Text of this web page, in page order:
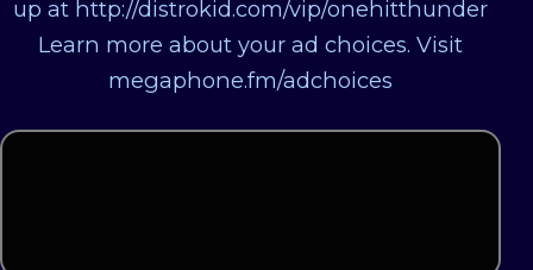
up at http://distrokid.com/vip/onehitthunder
Learn more about your ad choices. Visit
megaphone.fm/adchoices